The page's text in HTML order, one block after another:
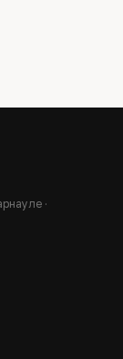
·